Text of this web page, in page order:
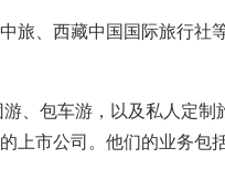
旅、西藏中国国际旅行社
、包车游，以及私人定
上市公司。他们的业务包